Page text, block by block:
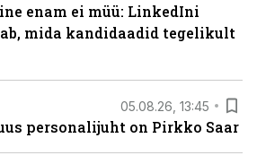
enam ei müü: LinkedIni
mida kandidaadid tegelikult
05.08.26, 13:45
personalijuht on Pirkko Saar